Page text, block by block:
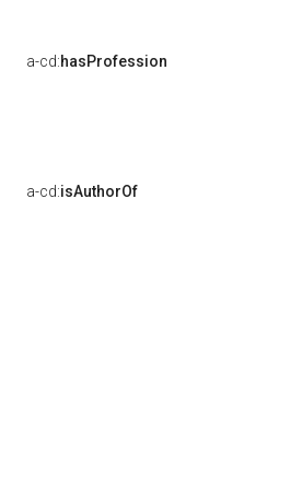
a-cd:hasProfession
a-cd:isAuthorOf